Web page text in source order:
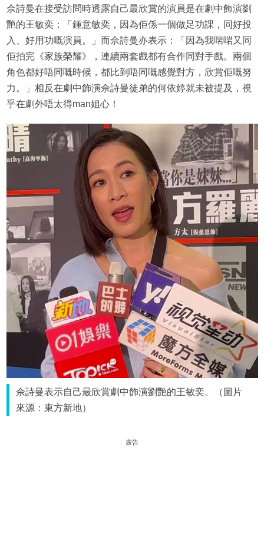
佘詩曼在接受訪問時透露自己最欣賞的演員是在劇中飾演劉
艷的王敏奕：「鍾意敏奕，因為佢係一個做足功課，同好投
入、好用功嘅演員。」而佘詩曼亦表示：「因為我啱啱又同
佢拍完《家族榮耀》，連續兩套戲都有合作同對手戲。兩個
角色都好唔同嘅時候，都比到唔同嘅感覺對方，欣賞佢嘅努
力。」相反在劇中飾演佘詩曼徒弟的何依婷就未被提及，視
乎在劇外唔太得man姐心！
佘詩曼表示自己最欣賞劇中飾演劉艷的王敏奕。（圖片
來源：東方新地）
廣告